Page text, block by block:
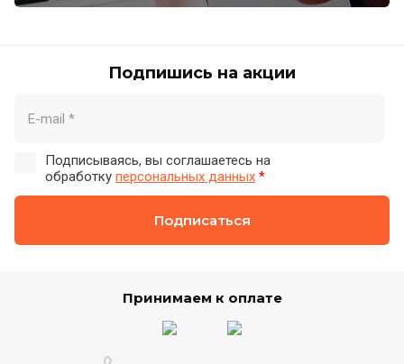
Подпишись на акции
Подписываясь, вы соглашаетесь на
обработку персональных данных *
Подписаться
Принимаем к оплате